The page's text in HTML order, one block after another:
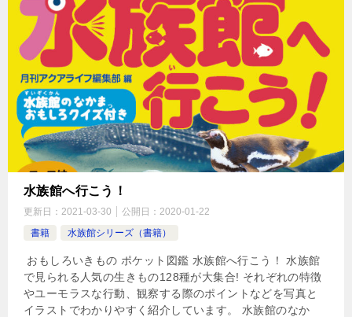
水族館へ行こう！
更新日： 2021-03-30 公開日： 2020-01-22
書籍
水族館シリーズ（書籍）
おもしろいきもの ポケット図鑑 水族館へ行こう！ 水族館
で見られる人気の生きもの128種が大集合! それぞれの特徴
やユーモラスな行動、観察する際のポイントなどを写真と
イラストでわかりやすく紹介しています。 水族館のなか